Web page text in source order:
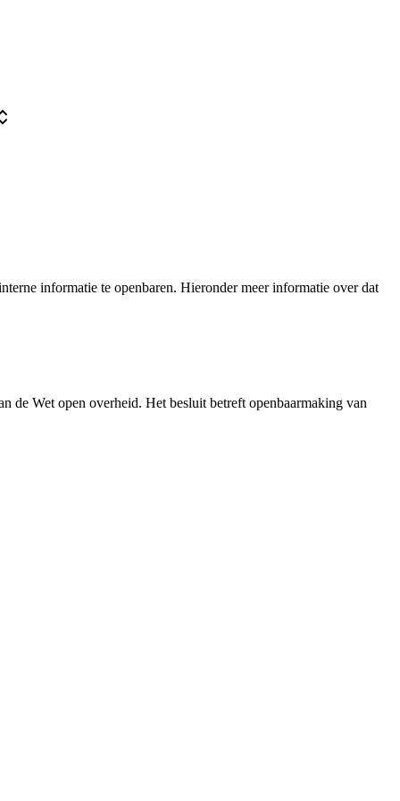
informatie te openbaren. Hieronder meer informatie over dat
de Wet open overheid. Het besluit betreft openbaarmaking van